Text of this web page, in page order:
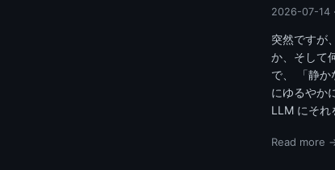
2026-07-14 ·
突然ですが
か、そして
で、 「静か
にゆるやか
LLM にそ
Read more